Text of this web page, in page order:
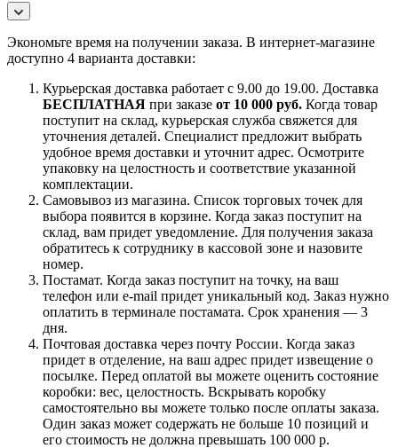
Экономьте время на получении заказа. В интернет-магазине
доступно 4 варианта доставки:
Курьерская доставка работает с 9.00 до 19.00. Доставка
БЕСПЛАТНАЯ при заказе от 10 000 руб. Когда товар
поступит на склад, курьерская служба свяжется для
уточнения деталей. Специалист предложит выбрать
удобное время доставки и уточнит адрес. Осмотрите
упаковку на целостность и соответствие указанной
комплектации.
Самовывоз из магазина. Список торговых точек для
выбора появится в корзине. Когда заказ поступит на
склад, вам придет уведомление. Для получения заказа
обратитесь к сотруднику в кассовой зоне и назовите
номер.
Постамат. Когда заказ поступит на точку, на ваш
телефон или e-mail придет уникальный код. Заказ нужно
оплатить в терминале постамата. Срок хранения — 3
дня.
Почтовая доставка через почту России. Когда заказ
придет в отделение, на ваш адрес придет извещение о
посылке. Перед оплатой вы можете оценить состояние
коробки: вес, целостность. Вскрывать коробку
самостоятельно вы можете только после оплаты заказа.
Один заказ может содержать не больше 10 позиций и
его стоимость не должна превышать 100 000 р.